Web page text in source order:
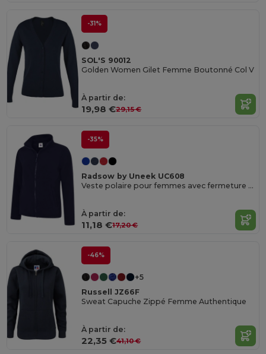
-31%
SOL'S 90012
Golden Women Gilet Femme Boutonné Col V
À partir de:
19,98 €29,15 €
-35%
Radsow by Uneek UC608
Veste polaire pour femmes avec fermeture éclair
À partir de:
11,18 €17,20 €
-46%
+5
Russell JZ66F
Sweat Capuche Zippé Femme Authentique
À partir de:
22,35 €41,10 €